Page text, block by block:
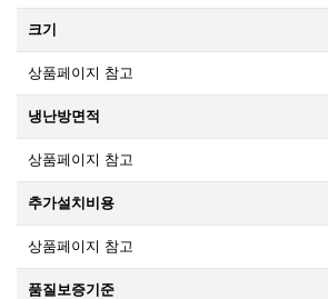
크기
상품페이지 참고
냉난방면적
상품페이지 참고
추가설치비용
상품페이지 참고
품질보증기준